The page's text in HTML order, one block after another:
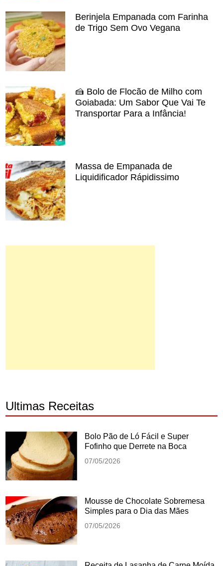
Berinjela Empanada com Farinha
de Trigo Sem Ovo Vegana
🍰 Bolo de Flocão de Milho com
Goiabada: Um Sabor Que Vai Te
Transportar Para a Infância!
Massa de Empanada de
Liquidificador Rápidissimo
Ultimas Receitas
Bolo Pão de Ló Fácil e Super
Fofinho que Derrete na Boca
07/05/2026
Mousse de Chocolate Sobremesa
Simples para o Dia das Mães
07/05/2026